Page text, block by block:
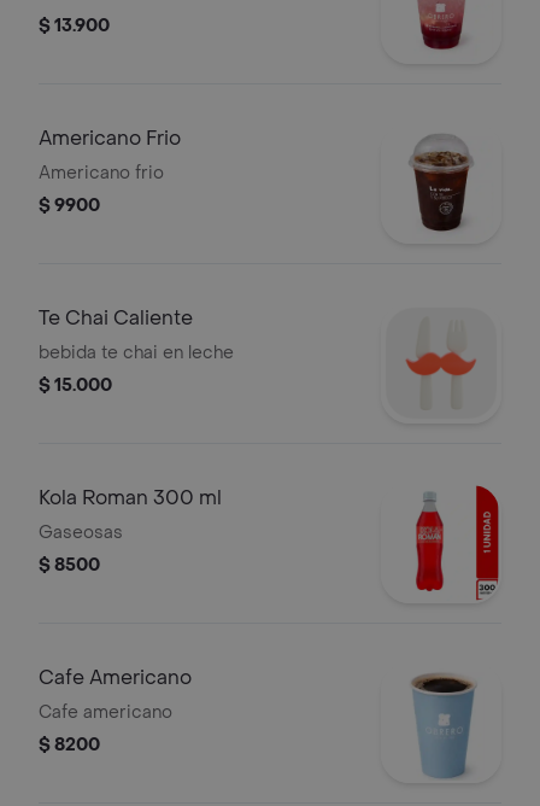
$ 13.900
Americano Frio
Americano frio
$ 9900
Te Chai Caliente
bebida te chai en leche
$ 15.000
Kola Roman 300 ml
Gaseosas
$ 8500
Cafe Americano
Cafe americano
$ 8200